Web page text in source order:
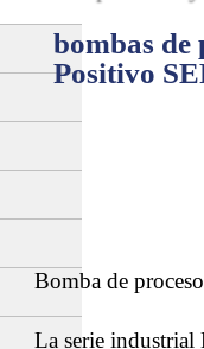
bombas de
Positivo
Bomba de
La serie industrial